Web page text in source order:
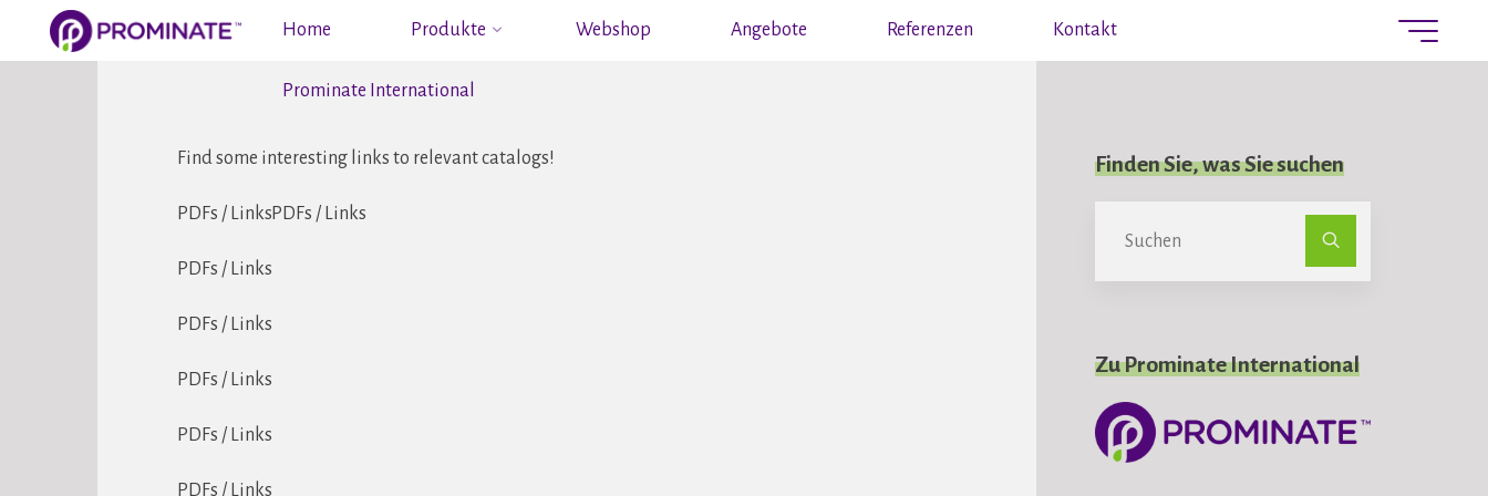
PROMINATE
AUSTRIA
Home Produkte Webshop Angebote Referenzen Kontakt
Prominate International
Catalogs
Start Catalogs
Find some interesting links to relevant catalogs!
PDFs / LinksPDFs / Links
PDFs / Links
PDFs / Links
PDFs / Links
PDFs / Links
PDFs / Links
Finden Sie, was Sie suchen
Zu Prominate International